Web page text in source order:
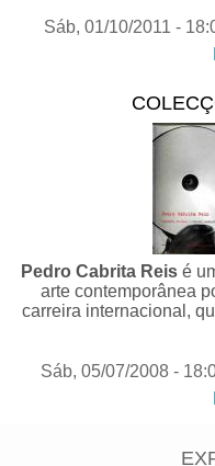
Sáb, 01/10/2011 -
Pedro Cabrita Reis é
arte contemporânea
carreira internacional,
Sáb, 05/07/2008 -